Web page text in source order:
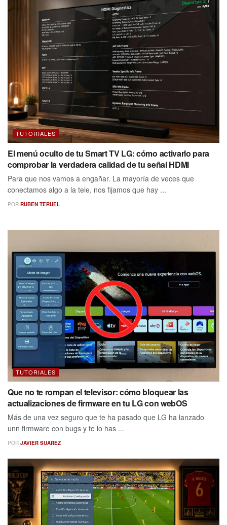
TUTORIALES
El menú oculto de tu Smart TV LG: cómo activarlo para
comprobar la verdadera calidad de tu señal HDMI
Para que nos vamos a engañar. La mayoría de veces que
conectamos algo a la tele, nos fijamos que hay ...
POR RUBEN TERUEL
TUTORIALES
Que no te rompan el televisor: cómo bloquear las
actualizaciones de firmware en tu LG con webOS
Más de una vez seguro que te ha pasado que LG ha lanzado
unn firmware con bugs y te lo has ...
POR JAVIER SUAREZ